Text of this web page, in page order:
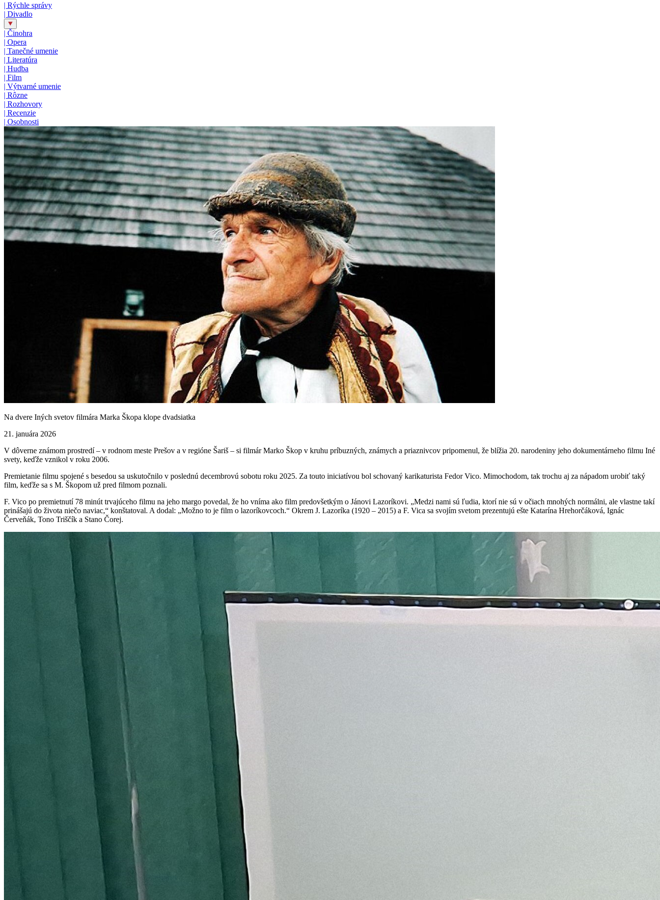
| Rýchle správy
| Divadlo
| Činohra
| Opera
| Tanečné umenie
| Literatúra
| Hudba
| Film
| Výtvarné umenie
| Rôzne
| Rozhovory
| Recenzie
| Osobnosti
Na dvere Iných svetov filmára Marka Škopa klope dvadsiatka
21. januára 2026
V dôverne známom prostredí – v rodnom meste Prešov a v regióne Šariš – si filmár Marko Škop v kruhu príbuzných, známych a priaznivcov pripomenul, že blížia 20. narodeniny jeho dokumentárneho filmu Iné
svety, keďže vznikol v roku 2006.
Premietanie filmu spojené s besedou sa uskutočnilo v poslednú decembrovú sobotu roku 2025. Za touto iniciatívou bol schovaný karikaturista Fedor Vico. Mimochodom, tak trochu aj za nápadom urobiť taký
film, keďže sa s M. Škopom už pred filmom poznali.
F. Vico po premietnutí 78 minút trvajúceho filmu na jeho margo povedal, že ho vníma ako film predovšetkým o Jánovi Lazoríkovi. „Medzi nami sú ľudia, ktorí nie sú v očiach mnohých normálni, ale vlastne takí
prinášajú do života niečo naviac,“ konštatoval. A dodal: „Možno to je film o lazoríkovcoch.“ Okrem J. Lazoríka (1920 – 2015) a F. Vica sa svojím svetom prezentujú ešte Katarína Hrehorčáková, Ignác
Červeňák, Tono Triščík a Stano Čorej.